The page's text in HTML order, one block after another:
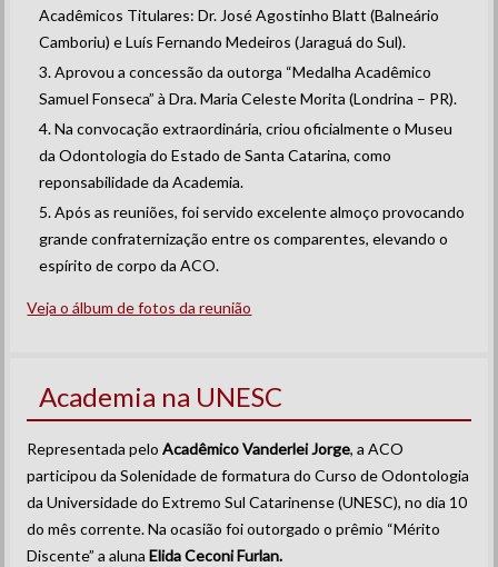
Acadêmicos Titulares: Dr. José Agostinho Blatt (Balneário
Camboriu) e Luís Fernando Medeiros (Jaraguá do Sul).
Aprovou a concessão da outorga “Medalha Acadêmico
Samuel Fonseca” à Dra. Maria Celeste Morita (Londrina – PR).
Na convocação extraordinária, criou oficialmente o Museu
da Odontologia do Estado de Santa Catarina, como
reponsabilidade da Academia.
Após as reuniões, foi servido excelente almoço provocando
grande confraternização entre os comparentes, elevando o
espírito de corpo da ACO.
Veja o álbum de fotos da reunião
Academia na UNESC
Representada peloAcadêmico Vanderlei Jorge, a ACO
participou da Solenidade de formatura do Curso de Odontologia
da Universidade do Extremo Sul Catarinense (UNESC), no dia 10
do mês corrente. Na ocasião foi outorgado o prêmio “Mérito
Discente” a aluna Elida Ceconi Furlan.